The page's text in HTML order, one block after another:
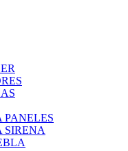
PANELES
SIRENA